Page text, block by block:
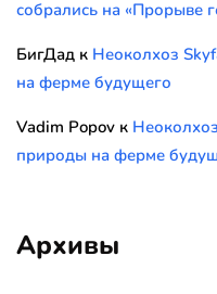
собрались на «Прорыве
БигДад к Неоколхоз
на ферме будущего
Vadim Popov к
природы на ферме
Архивы